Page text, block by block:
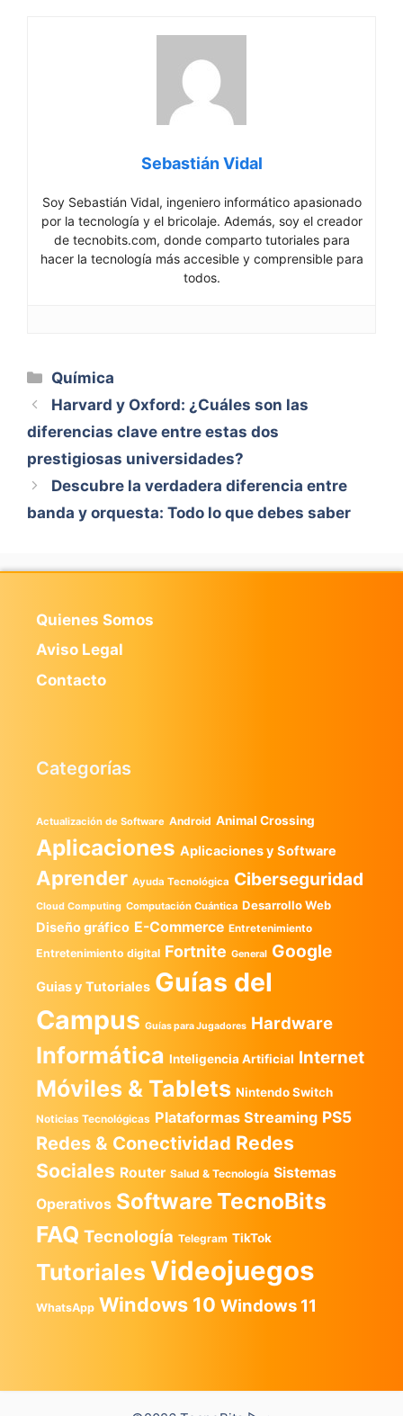
Sebastián Vidal
Soy Sebastián Vidal, ingeniero informático apasionado
por la tecnología y el bricolaje. Además, soy el creador
de tecnobits.com, donde comparto tutoriales para
hacer la tecnología más accesible y comprensible para
todos.
Categorías
Química
Harvard y Oxford: ¿Cuáles son las
diferencias clave entre estas dos
prestigiosas universidades?
Descubre la verdadera diferencia entre
banda y orquesta: Todo lo que debes saber
Quienes Somos
Aviso Legal
Contacto
Categorías
Actualización de Software Android Animal Crossing
Aplicaciones Aplicaciones y Software
Aprender Ayuda Tecnológica Ciberseguridad
Cloud Computing Computación Cuántica Desarrollo Web
Diseño gráfico E-Commerce Entretenimiento
Entretenimiento digital Fortnite General Google
Guias y Tutoriales Guías del
Campus Guías para Jugadores Hardware
Informática Inteligencia Artificial Internet
Móviles & Tablets Nintendo Switch
Noticias Tecnológicas Plataformas Streaming PS5
Redes & Conectividad Redes
Sociales Router Salud & Tecnología Sistemas
Operativos SoftwareTecnoBits
FAQ Tecnología Telegram TikTok
Tutoriales Videojuegos
WhatsApp Windows 10 Windows 11